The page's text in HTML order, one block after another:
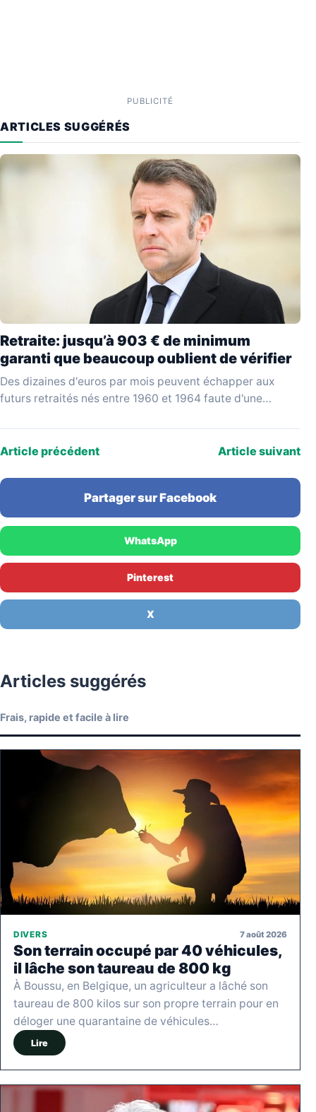
PUBLICITÉ
ARTICLES SUGGÉRÉS
Retraite: jusqu’à 903 € de minimum
garanti que beaucoup oublient de vérifier
Des dizaines d'euros par mois peuvent échapper aux
futurs retraités nés entre 1960 et 1964 faute d'une
Article précédent Article suivant
Partager sur Facebook
WhatsApp
Pinterest
X
Articles suggérés
Frais, rapide et facile à lire
DIVERS 7 août 2026
Son terrain occupé par 40 véhicules,
il lâche son taureau de 800 kg
À Boussu, en Belgique, un agriculteur a lâché son
taureau de 800 kilos sur son propre terrain pour en
déloger une quarantaine de véhicules…
Lire